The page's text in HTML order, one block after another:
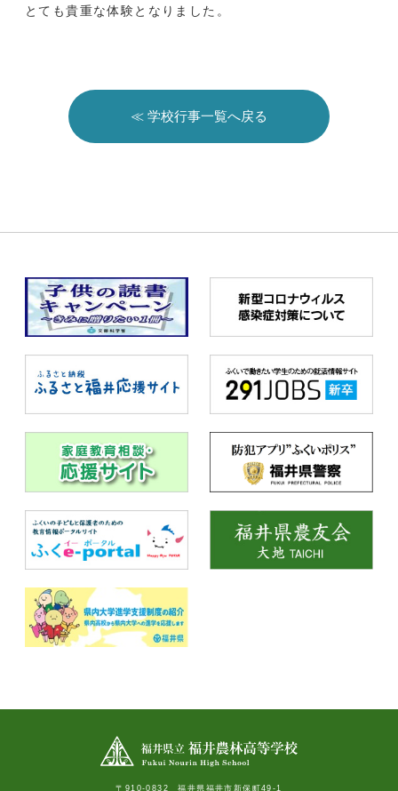
とても貴重な体験となりました。
≪ 学校行事一覧へ戻る
〒910-0832 福井県福井市新保町49-1